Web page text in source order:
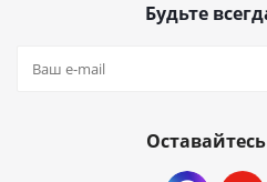
Будьте